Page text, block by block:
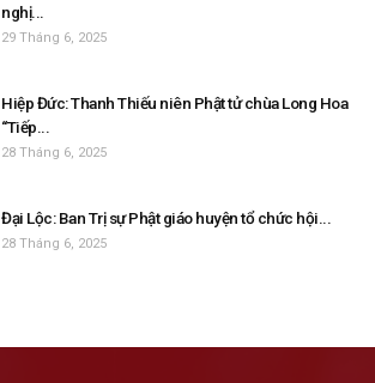
nghị...
29 Tháng 6, 2025
Hiệp Đức: Thanh Thiếu niên Phật tử chùa Long Hoa
“Tiếp...
28 Tháng 6, 2025
Đại Lộc: Ban Trị sự Phật giáo huyện tổ chức hội...
28 Tháng 6, 2025